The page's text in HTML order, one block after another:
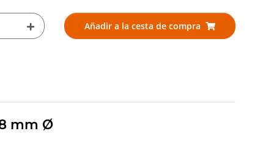
Añadir a la cesta de compra
mm Ø